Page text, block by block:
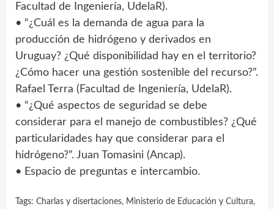
Facultad de Ingeniería, UdelaR).
• “¿Cuál es la demanda de agua para la
producción de hidrógeno y derivados en
Uruguay? ¿Qué disponibilidad hay en el territorio?
¿Cómo hacer una gestión sostenible del recurso?”.
Rafael Terra (Facultad de Ingeniería, UdelaR).
• “¿Qué aspectos de seguridad se debe
considerar para el manejo de combustibles? ¿Qué
particularidades hay que considerar para el
hidrógeno?”. Juan Tomasini (Ancap).
• Espacio de preguntas e intercambio.
Tags: Charlas y disertaciones, Ministerio de Educación y Cultura,